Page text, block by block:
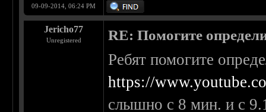
09-09-2014, 06:24 PM
Jericho77
Unregistered RE: Помогите
Ребят помогите
https://
слышно с 8 мин. и с